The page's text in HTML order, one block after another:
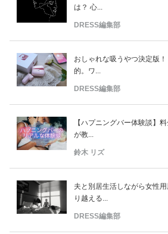
は？ 心...
DRESS編集部
おしゃれな吸うやつ決定版
的。ワ...
DRESS編集部
【ハプニングバー体験談】
が教...
鈴木 リズ
夫と別居生活しながら女性
り越える...
DRESS編集部